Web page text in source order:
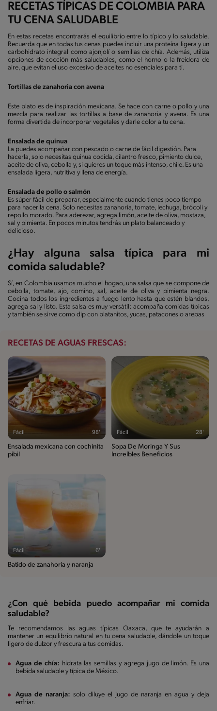
RECETAS TÍPICAS DE COLOMBIA PARA
TU CENA SALUDABLE
En estas recetas encontrarás el equilibrio entre lo típico y lo saludable.
Recuerda que en todas tus cenas puedes incluir una proteína ligera y un
carbohidrato integral como ajonjolí o semillas de chía. Además, utiliza
opciones de cocción más saludables, como el horno o la freidora de
aire, que evitan el uso excesivo de aceites no esenciales para ti.
Tortillas de zanahoria con avena
Este plato es de inspiración mexicana. Se hace con carne o pollo y una
mezcla para realizar las tortillas a base de zanahoria y avena. Es una
forma divertida de incorporar vegetales y darle color a tu cena.
Ensalada de quinua
La puedes acompañar con pescado o carne de fácil digestión. Para
hacerla, solo necesitas quinua cocida, cilantro fresco, pimiento dulce,
aceite de oliva, cebolla y, si quieres un toque más intenso, chile. Es una
ensalada ligera, nutritiva y llena de energía.
Ensalada de pollo o salmón
Es súper fácil de preparar, especialmente cuando tienes poco tiempo
para hacer la cena. Solo necesitas zanahoria, tomate, lechuga, brócoli y
repollo morado. Para aderezar, agrega limón, aceite de oliva, mostaza,
sal y pimienta. En pocos minutos tendrás un plato balanceado y
delicioso.
¿Hay alguna salsa típica para mi
comida saludable?
Sí, en Colombia usamos mucho el hogao, una salsa que se compone de
cebolla, tomate, ajo, comino, sal, aceite de oliva y pimienta negra.
Cocina todos los ingredientes a fuego lento hasta que estén blandos,
agrega sal y listo. Esta salsa es muy versátil: acompaña comidas típicas
y también se sirve como dip con platanitos, yucas, patacones o arepas
RECETAS DE AGUAS FRESCAS:
Fácil 98'
Ensalada mexicana con cochinita
pibil
Fácil 28'
Sopa De Moringa Y Sus
Increíbles Beneficios
Fácil 6'
Batido de zanahoria y naranja
¿Con qué bebida puedo acompañar mi comida
saludable?
Te recomendamos las aguas típicas Oaxaca, que te ayudarán a
mantener un equilibrio natural en tu cena saludable, dándole un toque
ligero de dulzor y frescura a tus comidas.
Agua de chía: hidrata las semillas y agrega jugo de limón. Es una
bebida saludable y típica de México.
Agua de naranja: solo diluye el jugo de naranja en agua y deja
enfriar.